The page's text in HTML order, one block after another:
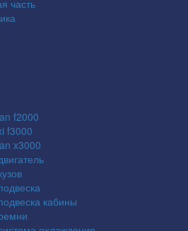
часть
f2000
f3000
x3000
кабины